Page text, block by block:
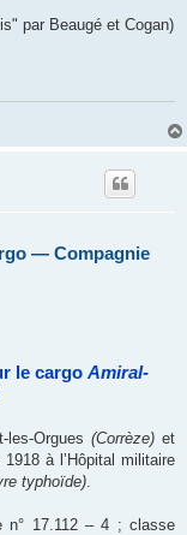
par Beaugé et Cogan)
― Compagnie
le cargo Amiral-
les-Orgues(Corrèze) et
1918 à l’Hôpital militaire
typhoïde)
n° 17.112 – 4 ; classe